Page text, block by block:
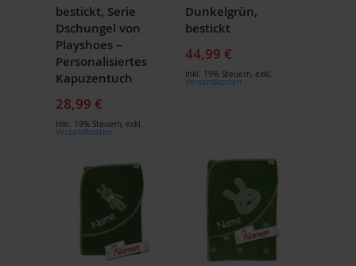
bestickt, Serie
Dschungel von
Playshoes –
Personalisiertes
Kapuzentuch
28,99 €
Inkl. 19% Steuern, exkl.
Versandkosten
Dunkelgrün,
bestickt
44,99 €
Inkl. 19% Steuern, exkl.
Versandkosten